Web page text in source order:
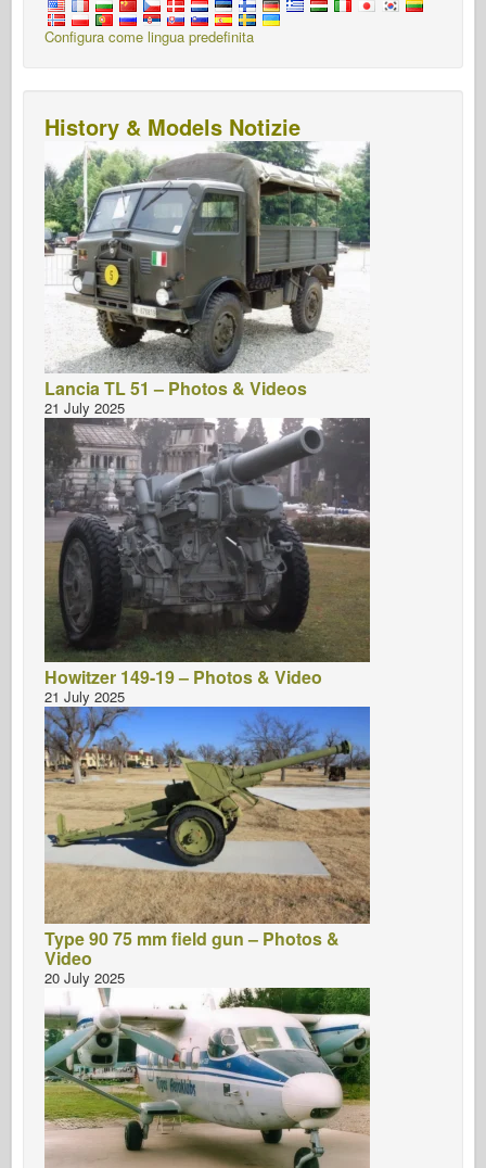
Configura come lingua predefinita
History & Models Notizie
Lancia TL 51 – Photos & Videos
21 July 2025
Howitzer 149-19 – Photos & Video
21 July 2025
Type 90 75 mm field gun – Photos &
Video
20 July 2025